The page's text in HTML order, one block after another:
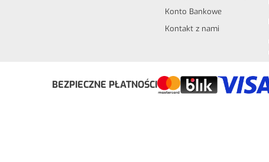
Konto Bankowe
Kontakt z nami
Odstąp od umowy tutaj
BEZPIECZNE PŁATNOŚCI